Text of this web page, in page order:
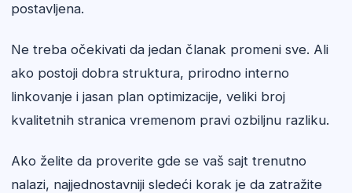
postavljena.
Ne treba očekivati da jedan članak promeni sve. Ali
ako postoji dobra struktura, prirodno interno
linkovanje i jasan plan optimizacije, veliki broj
kvalitetnih stranica vremenom pravi ozbiljnu razliku.
Ako želite da proverite gde se vaš sajt trenutno
nalazi, najjednostavniji sledeći korak je da zatražite